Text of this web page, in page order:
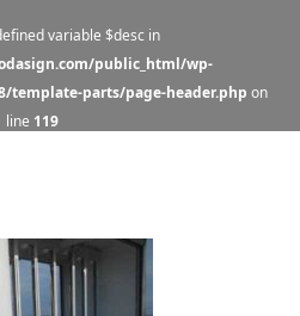
variable $desc in
public_html/wp-
template-parts/page-header.php on
line 119